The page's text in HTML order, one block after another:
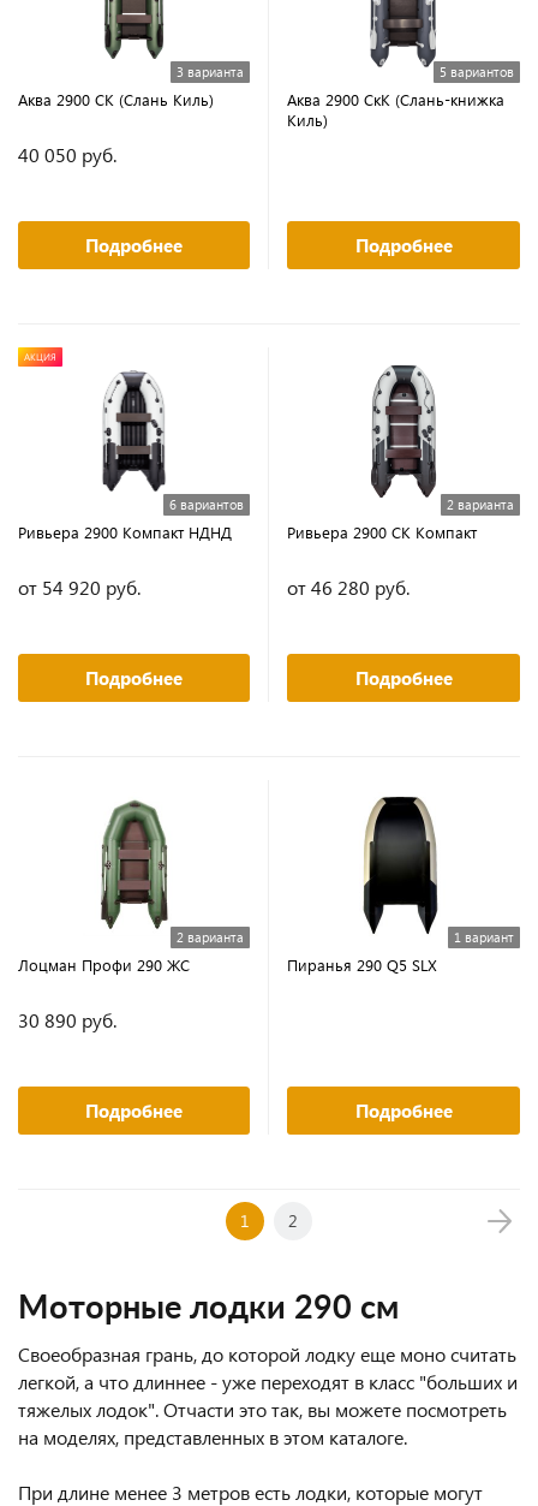
3 варианта
Аква 2900 СК (Слань Киль)
40 050 руб.
Подробнее
5 вариантов
Аква 2900 СкК (Слань-книжка
Киль)
Подробнее
АКЦИЯ
6 вариантов
Ривьера 2900 Компакт НДНД
от 54 920 руб.
Подробнее
2 варианта
Ривьера 2900 СК Компакт
от 46 280 руб.
Подробнее
2 варианта
Лоцман Профи 290 ЖС
30 890 руб.
Подробнее
1 вариант
Пиранья 290 Q5 SLX
Подробнее
1 2
Моторные лодки 290 см
Своеобразная грань, до которой лодку еще моно считать
легкой, а что длиннее - уже переходят в класс "больших и
тяжелых лодок". Отчасти это так, вы можете посмотреть
на моделях, представленных в этом каталоге.
При длине менее 3 метров есть лодки, которые могут